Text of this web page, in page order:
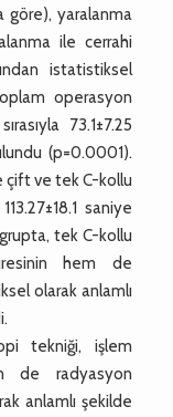
göre), yaralanma
ile cerrahi
istatistiksel
operasyon
73.1±7.25
(p=0.0001).
çift ve tek C-kollu
saniye
tek C-kollu
hem de
olarak anlamlı
tekniği, işlem
de radyasyon
anlamlı şekilde